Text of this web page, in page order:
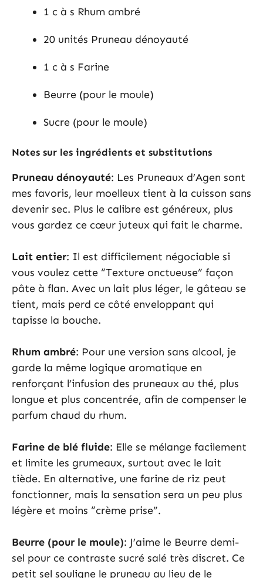
1 c à s Rhum ambré
20 unités Pruneau dénoyauté
1 c à s Farine
Beurre (pour le moule)
Sucre (pour le moule)
Notes sur les ingrédients et substitutions
Pruneau dénoyauté: Les Pruneaux d’Agen sont
mes favoris, leur moelleux tient à la cuisson sans
devenir sec. Plus le calibre est généreux, plus
vous gardez ce cœur juteux qui fait le charme.
Lait entier: Il est difficilement négociable si
vous voulez cette “Texture onctueuse” façon
pâte à flan. Avec un lait plus léger, le gâteau se
tient, mais perd ce côté enveloppant qui
tapisse la bouche.
Rhum ambré: Pour une version sans alcool, je
garde la même logique aromatique en
renforçant l’infusion des pruneaux au thé, plus
longue et plus concentrée, afin de compenser le
parfum chaud du rhum.
Farine de blé fluide: Elle se mélange facilement
et limite les grumeaux, surtout avec le lait
tiède. En alternative, une farine de riz peut
fonctionner, mais la sensation sera un peu plus
légère et moins “crème prise”.
Beurre (pour le moule): J’aime le Beurre demi-
sel pour ce contraste sucré salé très discret. Ce
petit sel souligne le pruneau au lieu de le